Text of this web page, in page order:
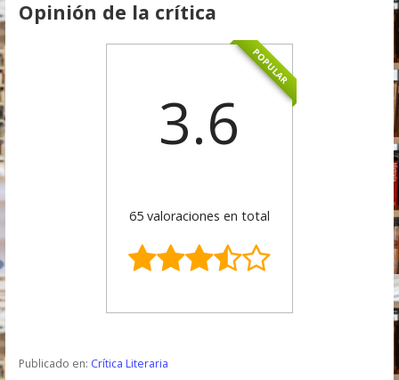
Opinión de la crítica
POPULAR
3.6
65 valoraciones en total
Publicado en: Crítica Literaria